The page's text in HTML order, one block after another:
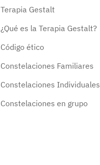
Terapia Gestalt
¿Qué es la Terapia Gestalt?
Código ético
Constelaciones Familiares
Constelaciones Individuales
Constelaciones en grupo